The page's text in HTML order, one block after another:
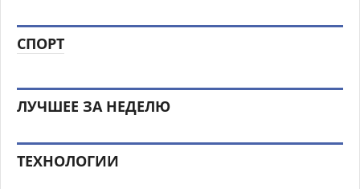
СПОРТ
ЛУЧШЕЕ ЗА НЕДЕЛЮ
ТЕХНОЛОГИИ